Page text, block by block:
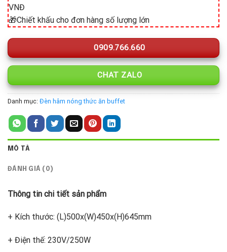
VNĐ
🎁Chiết khấu cho đơn hàng số lượng lớn
0909.766.660
CHAT ZALO
Danh mục: Đèn hâm nóng thức ăn buffet
MÔ TẢ
ĐÁNH GIÁ (0)
Thông tin chi tiết sản phẩm
+ Kích thước: (L)500x(W)450x(H)645mm
+ Điện thế: 230V/250W